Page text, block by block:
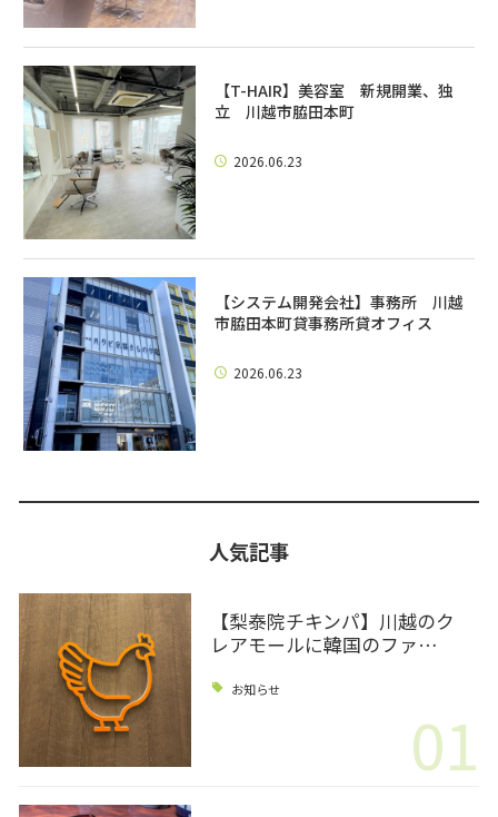
【T-HAIR】美容室 新規開業、独
立 川越市脇田本町
2026.06.23
【システム開発会社】事務所 川越
市脇田本町貸事務所貸オフィス
2026.06.23
人気記事
【梨泰院チキンパ】川越のク
レアモールに韓国のファ…
お知らせ
01